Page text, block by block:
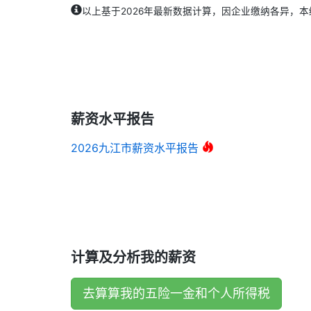
以上基于2026年最新数据计算，因企业缴纳各异，本
薪资水平报告
2026九江市薪资水平报告
计算及分析我的薪资
去算算我的五险一金和个人所得税